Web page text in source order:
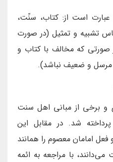
است از: كتاب، سنّت،
تشبيه و تمثيل (در صورت
كه مخالف با كتاب و
و ضعيف نباشد).
و برخی از مبانی اهل سنت
شد. در مقابل این
امامان معصوم را همانند
با مراجعه به ائمه